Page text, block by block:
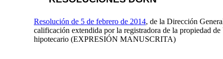
Resolución de 5 de febrero de 2014, de la Dirección
calificación extendida por la registradora de la propiedad
hipotecario (EXPRESIÓN MANUSCRITA)